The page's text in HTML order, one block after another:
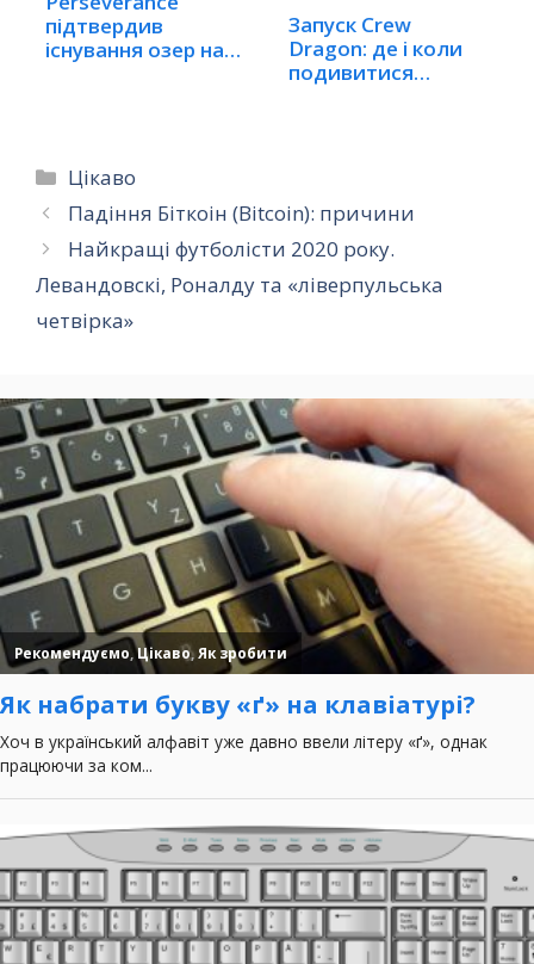
підтвердив
існування озер на…
Запуск Crew
Dragon: де і коли
подивитися
Категорії
Цікаво
Падіння Біткоін (Bitcoin): причини
Найкращі футболісти 2020 року.
Левандовскі, Роналду та «ліверпульська
четвірка»